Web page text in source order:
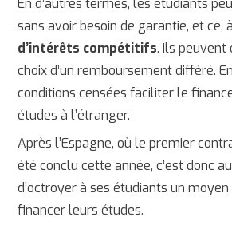
En d’autres termes, les étudiants
sans avoir besoin de garantie, et ce, à
d’intérêts compétitifs. Ils
choix d’un remboursement différé.
conditions censées faciliter le
études à l’étranger.
Après l’Espagne, où le premier
été conclu cette année, c’est donc
d’octroyer à ses étudiants un
financer leurs études.